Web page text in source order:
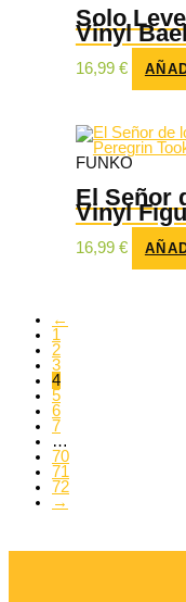
Solo
Vinyl
16,99 €
FUNKO
El Señor
Vinyl
16,99 €
←
1
2
3
4
5
6
7
…
70
71
72
→